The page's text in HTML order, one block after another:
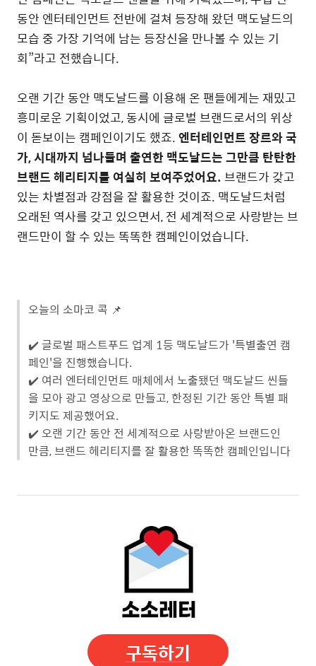
동안 엔터테인먼트 전반에 걸쳐 등장해 왔던 맥도날드의
모습 중 가장 기억에 남는 등장신을 만나볼 수 있는 기
회”라고 전했습니다.
오랜 기간 동안 맥도날드를 이용해 온 팬들에게는 재밌고
흥미로운 기획이었고, 동시에 글로벌 브랜드로서의 위상
이 돋보이는 캠페인이기도 했죠.엔터테인먼트 장르와 국
가, 시대까지 넘나들며 출연한 맥도날드는 그만큼 탄탄한
브랜드 헤리티지를 여실히 보여주었어요. 브랜드가 갖고
있는 차별점과 강점을 잘 활용한 것이죠. 맥도날드처럼
오래된 역사를 갖고 있으면서, 전 세계적으로 사랑받는 브
랜드만이 할 수 있는 똑똑한 캠페인이었습니다.
오늘의 소마코 콕 📌
✔️ 글로벌 패스트푸드 업계 1등 맥도날드가 '특별출연 캠
페인'을 진행했습니다.
✔️ 여러 엔터테인먼트 매체에서 노출됐던 맥도날드 씬들
을 모아 광고 영상으로 만들고, 한정된 기간 동안 특별 패
키지도 제공했어요.
✔️ 오랜 기간 동안 전 세계적으로 사랑받아온 브랜드인
만큼, 브랜드 헤리티지를 잘 활용한 똑똑한 캠페인입니다
구독하기